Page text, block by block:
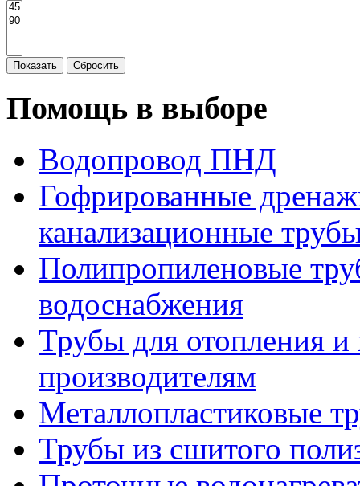
Показать Сбросить
Помощь в выборе
Водопровод ПНД
Гофрированные
канализационные
Полипропиленовые
водоснабжения
Трубы для отопления
производителям
Металлопластиковые
Трубы из сшитого